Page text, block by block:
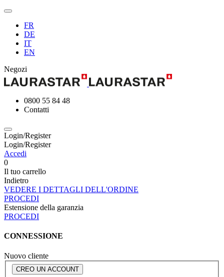
FR
DE
IT
EN
Negozi
0800 55 84 48
Contatti
Login/Register
Login/Register
Accedi
0
Il tuo carrello
Indietro
VEDERE I DETTAGLI DELL'ORDINE
PROCEDI
Estensione della garanzia
PROCEDI
CONNESSIONE
Nuovo cliente
CREO UN ACCOUNT